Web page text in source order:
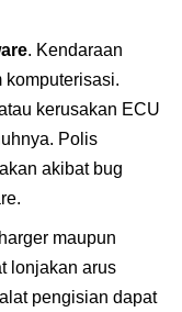
. Kendaraan
komputerisasi.
kerusakan ECU
Polis
akibat bug
maupun
lonjakan arus
pengisian dapat